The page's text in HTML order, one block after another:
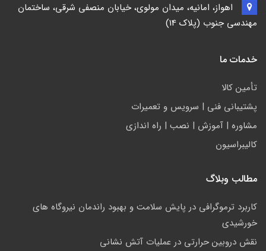
اهواز، امانیه، میدان مولوی، خیابان منصفی شرقی، ساختمان
مهندسی جنوب (پلاک 14)
خدمات ما
تأمين كالا
پشتيباني فني | سرويس و تعمیرات
مشاوره | آموزش | نصب | راه اندازی
کالیبراسیون
مطالب وبلاگ
کاربرد ترموگرافی در پایش سلامت و بهبود راندمان نیروگاه های
خورشیدی
نقش دروبین حرارتی در عملیات آتش نشانی